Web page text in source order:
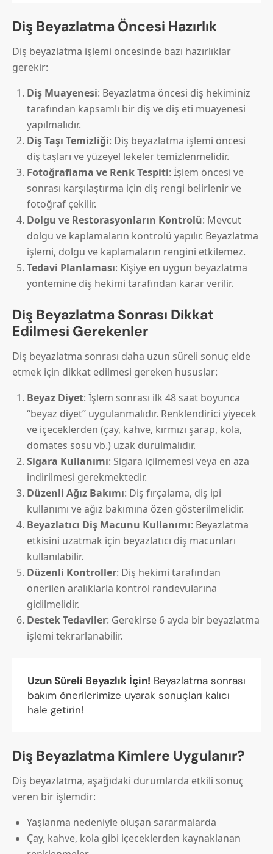
Diş Beyazlatma Öncesi Hazırlık
Diş beyazlatma işlemi öncesinde bazı hazırlıklar
gerekir:
Diş Muayenesi: Beyazlatma öncesi diş hekiminiz
tarafından kapsamlı bir diş ve diş eti muayenesi
yapılmalıdır.
Diş Taşı Temizliği: Diş beyazlatma işlemi öncesi
diş taşları ve yüzeyel lekeler temizlenmelidir.
Fotoğraflama ve Renk Tespiti: İşlem öncesi ve
sonrası karşılaştırma için diş rengi belirlenir ve
fotoğraf çekilir.
Dolgu ve Restorasyonların Kontrolü: Mevcut
dolgu ve kaplamaların kontrolü yapılır. Beyazlatma
işlemi, dolgu ve kaplamaların rengini etkilemez.
Tedavi Planlaması: Kişiye en uygun beyazlatma
yöntemine diş hekimi tarafından karar verilir.
Diş Beyazlatma Sonrası Dikkat
Edilmesi Gerekenler
Diş beyazlatma sonrası daha uzun süreli sonuç elde
etmek için dikkat edilmesi gereken hususlar:
Beyaz Diyet: İşlem sonrası ilk 48 saat boyunca
“beyaz diyet” uygulanmalıdır. Renklendirici yiyecek
ve içeceklerden (çay, kahve, kırmızı şarap, kola,
domates sosu vb.) uzak durulmalıdır.
Sigara Kullanımı: Sigara içilmemesi veya en aza
indirilmesi gerekmektedir.
Düzenli Ağız Bakımı: Diş fırçalama, diş ipi
kullanımı ve ağız bakımına özen gösterilmelidir.
Beyazlatıcı Diş Macunu Kullanımı: Beyazlatma
etkisini uzatmak için beyazlatıcı diş macunları
kullanılabilir.
Düzenli Kontroller: Diş hekimi tarafından
önerilen aralıklarla kontrol randevularına
gidilmelidir.
Destek Tedaviler: Gerekirse 6 ayda bir beyazlatma
işlemi tekrarlanabilir.
Uzun Süreli Beyazlık İçin! Beyazlatma sonrası
bakım önerilerimize uyarak sonuçları kalıcı
hale getirin!
Diş Beyazlatma Kimlere Uygulanır?
Diş beyazlatma, aşağıdaki durumlarda etkili sonuç
veren bir işlemdir:
Yaşlanma nedeniyle oluşan sararmalarda
Çay, kahve, kola gibi içeceklerden kaynaklanan